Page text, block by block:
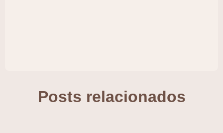
Posts relacionados